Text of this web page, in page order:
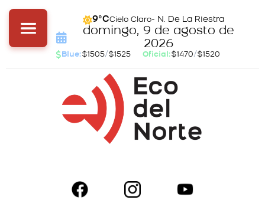
9°CCielo Claro- N. De La Riestra
domingo, 9 de agosto de
2026
Blue:$1505/$1525 Oficial:$1470/$1520